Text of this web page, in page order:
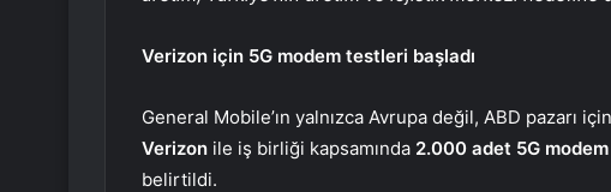
Verizon için 5G modem testleri başladı
General Mobile’ın yalnızca Avrupa değil, ABD pazarı
Verizon ile iş birliği kapsamında 2.000 adet 5G modem
belirtildi.